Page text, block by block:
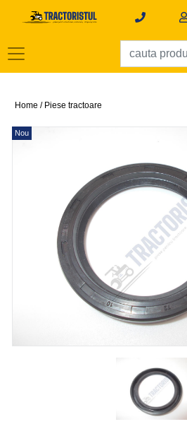
Home / Piese tractoare
Nou